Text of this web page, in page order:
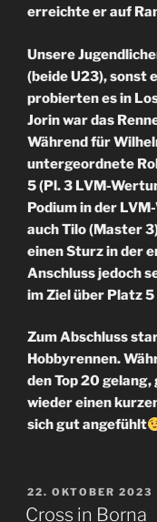
erreichte er auf
Unsere
(beide U23), sonst
probierten es in
Jorin war das
Während für
untergeordnete
5 (Pl. 3 LVM-
Podium in der
auch Tilo (Master
einen Sturz in der
Anschluss jedoch
im Ziel über Platz
Zum Abschluss
Hobbyrennen.
den Top 20
wieder einen
sich gut angefühlt
VERÖFFENTLICHT
AM
22. OKTOBER 2023
Cross in Borna